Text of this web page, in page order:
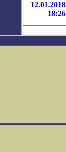
12.01.2018
18:26